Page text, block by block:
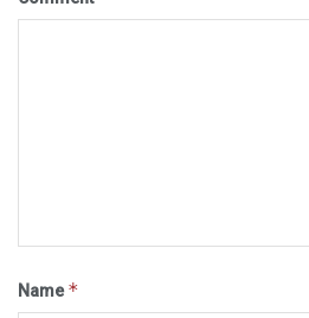
Name*